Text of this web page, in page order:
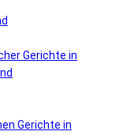
Gerichte in
Gerichte in